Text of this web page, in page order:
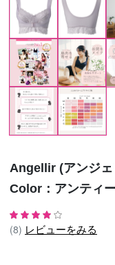
Angellir (アンジェ
Color：アンティー
(8) レビューをみる